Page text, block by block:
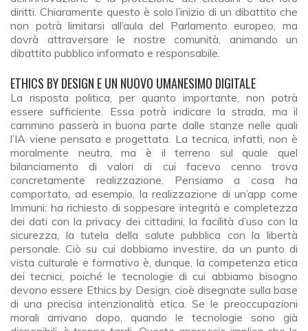
diritti. Chiaramente questo è solo l’inizio di un dibattito che
non potrà limitarsi all’aula del Parlamento europeo, ma
dovrà attraversare le nostre comunità, animando un
dibattito pubblico informato e responsabile.
ETHICS BY DESIGN E UN NUOVO UMANESIMO DIGITALE
La risposta politica, per quanto importante, non potrà
essere sufficiente. Essa potrà indicare la strada, ma il
cammino passerà in buona parte dalle stanze nelle quali
l’IA viene pensata e progettata. La tecnica, infatti, non è
moralmente neutra, ma è il terreno sul quale quel
bilanciamento di valori di cui facevo cenno trova
concretamente realizzazione. Pensiamo a cosa ha
comportato, ad esempio, la realizzazione di un’app come
Immuni: ha richiesto di soppesare integrità e completezza
dei dati con la privacy dei cittadini, la facilità d’uso con la
sicurezza, la tutela della salute pubblica con la libertà
personale. Ciò su cui dobbiamo investire, da un punto di
vista culturale e formativo è, dunque, la competenza etica
dei tecnici, poiché le tecnologie di cui abbiamo bisogno
devono essere Ethics by Design, cioè disegnate sulla base
di una precisa intenzionalità etica. Se le preoccupazioni
morali arrivano dopo, quando le tecnologie sono già